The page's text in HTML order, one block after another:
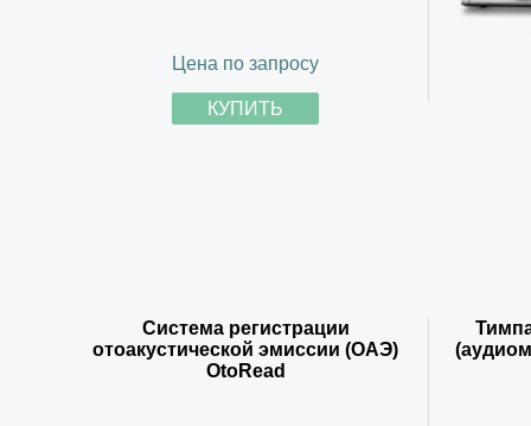
Цена по запросу
КУПИТЬ
Система регистрации
отоакустической эмиссии (ОАЭ)
OtoRead